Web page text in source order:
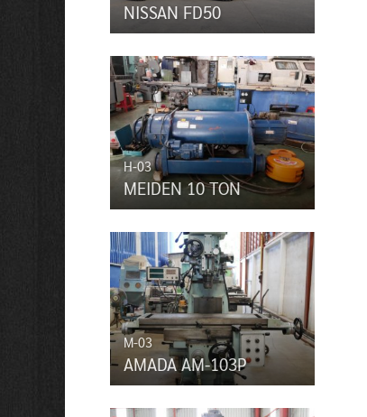
NISSAN FD50
H-03
MEIDEN 10 TON
M-03
AMADA AM-103P